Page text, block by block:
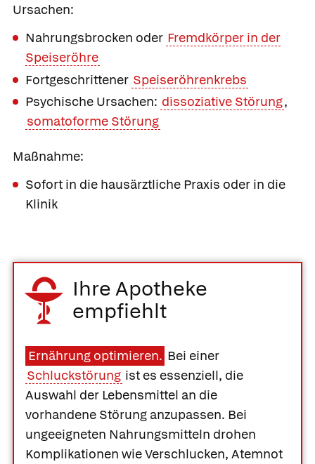
Ursachen:
Nahrungsbrocken oder Fremdkörper in der
Speiseröhre
Fortgeschrittener Speiseröhrenkrebs
Psychische Ursachen: dissoziative Störung,
somatoforme Störung
Maßnahme:
Sofort in die hausärztliche Praxis oder in die
Klinik
Ihre Apotheke
empfiehlt
Ernährung optimieren. Bei einer
Schluckstörung ist es essenziell, die
Auswahl der Lebensmittel an die
vorhandene Störung anzupassen. Bei
ungeeigneten Nahrungsmitteln drohen
Komplikationen wie Verschlucken, Atemnot